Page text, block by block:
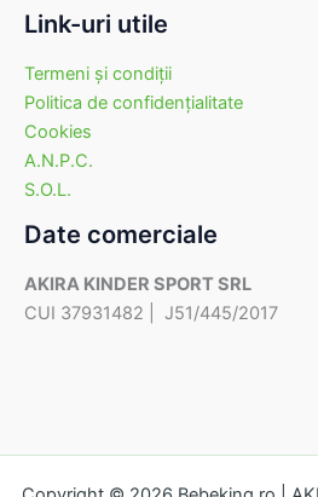
Link-uri utile
Termeni şi condiţii
Politica de confidenţialitate
Cookies
A.N.P.C.
S.O.L.
Date comerciale
AKIRA KINDER SPORT SRL
CUI 37931482 | J51/445/2017